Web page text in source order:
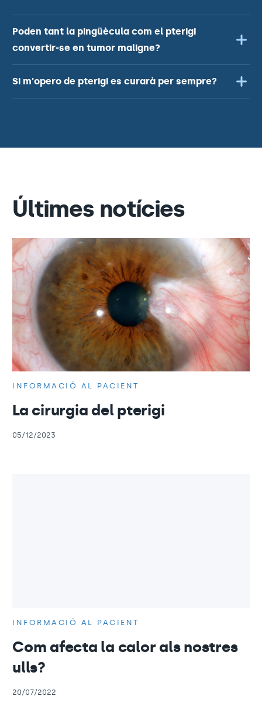
Poden tant la pingüècula com el pterigi
convertir-se en tumor maligne?
Si m'opero de pterigi es curarà per sempre?
Últimes notícies
INFORMACIÓ AL PACIENT
La cirurgia del pterigi
05/12/2023
INFORMACIÓ AL PACIENT
Com afecta la calor als nostres
ulls?
20/07/2022